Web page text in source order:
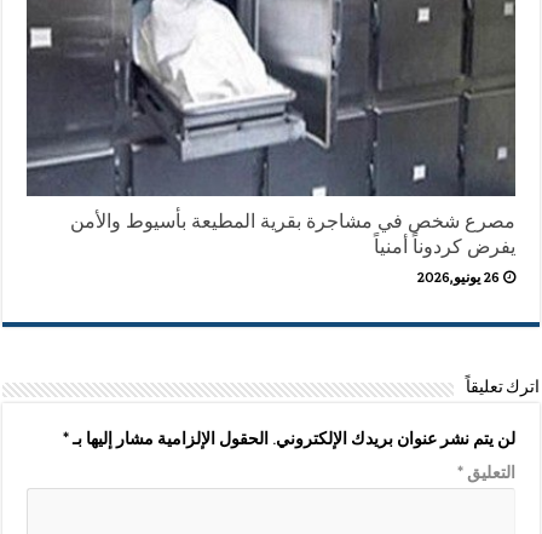
مصرع شخص في مشاجرة بقرية المطيعة بأسيوط والأمن
يفرض كردوناً أمنياً
26 يونيو,2026
اترك تعليقاً
لن يتم نشر عنوان بريدك الإلكتروني. الحقول الإلزامية مشار إليها بـ*
التعليق*